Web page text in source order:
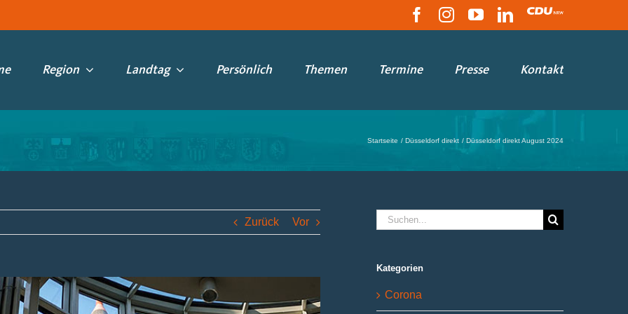
Facebook
Instagram
YouTubeLinkedIn
CDU
Region Landtag Persönlich Themen Termine Presse Kontakt
Startseite Düsseldorf direkt Düsseldorf direkt August 2024
Zurück Vor
Suche
nach:
Kategorien
Corona